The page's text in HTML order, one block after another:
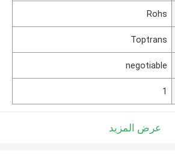
Rohs
Toptrans
negotiable
1
عرض المزيد